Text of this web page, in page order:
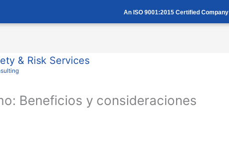
An ISO 9001:2015 Certified Company
& Risk Services
Beneficios y consideraciones